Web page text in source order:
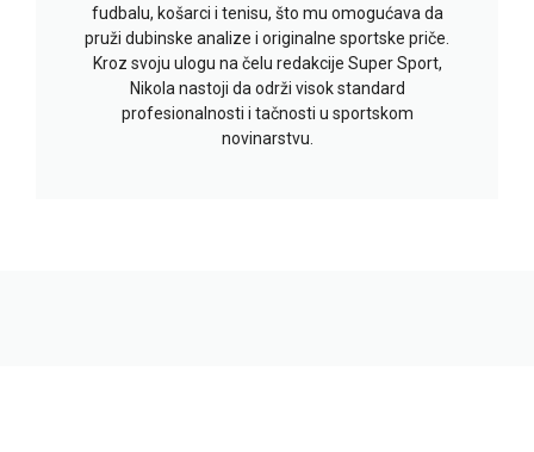
fudbalu, košarci i tenisu, što mu omogućava da
pruži dubinske analize i originalne sportske priče.
Kroz svoju ulogu na čelu redakcije Super Sport,
Nikola nastoji da održi visok standard
profesionalnosti i tačnosti u sportskom
novinarstvu.